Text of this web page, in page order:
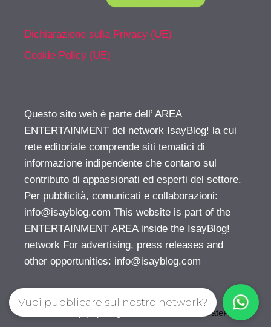
Dichiarazione sulla Privacy (UE)
Cookie Policy (UE)
Questo sito web è parte dell’ AREA
ENTERTAINMENT del network IsayBlog! la cui
rete editoriale comprende siti tematici di
informazione indipendente che contano sul
contributo di appassionati ed esperti del settore.
Per pubblicità, comunicati e collaborazioni:
info@isayblog.com This website is part of the
ENTERTAINMENT AREA inside the IsayBlog!
network For advertising, press releases and
other opportunities: info@isayblog.com
GeneratePress
Vuoi pubblicare sul nostro network?